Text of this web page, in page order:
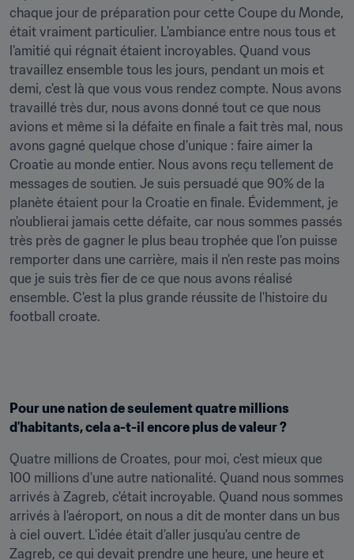
chaque jour de préparation pour cette Coupe du Monde,
était vraiment particulier. L'ambiance entre nous tous et
l'amitié qui régnait étaient incroyables. Quand vous
travaillez ensemble tous les jours, pendant un mois et
demi, c'est là que vous vous rendez compte. Nous avons
travaillé très dur, nous avons donné tout ce que nous
avions et même si la défaite en finale a fait très mal, nous
avons gagné quelque chose d'unique : faire aimer la
Croatie au monde entier. Nous avons reçu tellement de
messages de soutien. Je suis persuadé que 90% de la
planète étaient pour la Croatie en finale. Évidemment, je
n'oublierai jamais cette défaite, car nous sommes passés
très près de gagner le plus beau trophée que l'on puisse
remporter dans une carrière, mais il n'en reste pas moins
que je suis très fier de ce que nous avons réalisé
ensemble. C'est la plus grande réussite de l'histoire du
football croate.
Pour une nation de seulement quatre millions
d'habitants, cela a-t-il encore plus de valeur ?
Quatre millions de Croates, pour moi, c'est mieux que
100 millions d'une autre nationalité. Quand nous sommes
arrivés à Zagreb, c'était incroyable. Quand nous sommes
arrivés à l'aéroport, on nous a dit de monter dans un bus
à ciel ouvert. L'idée était d'aller jusqu'au centre de
Zagreb, ce qui devait prendre une heure, une heure et